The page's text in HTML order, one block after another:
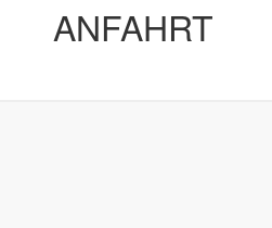
ANFAHRT